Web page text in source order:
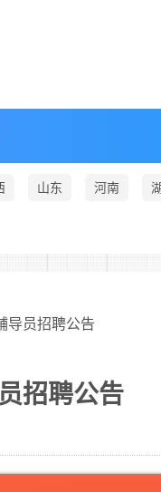
山东 河南
导员招聘公告
招聘公告